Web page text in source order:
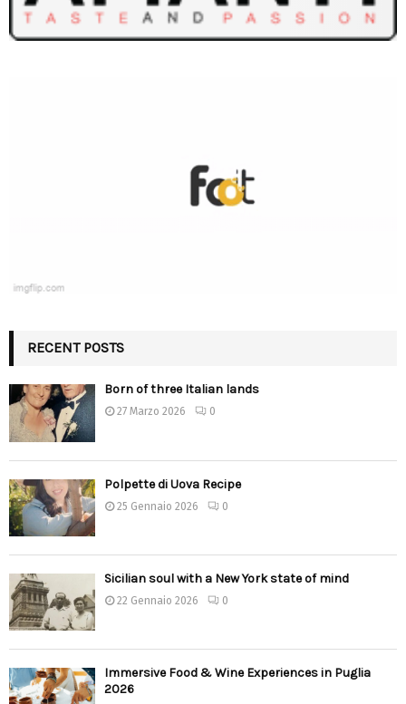
RECENT POSTS
Born of three Italian lands
27 Marzo 2026 0
Polpette di Uova Recipe
25 Gennaio 2026 0
Sicilian soul with a New York state of mind
22 Gennaio 2026 0
Immersive Food & Wine Experiences in Puglia
2026